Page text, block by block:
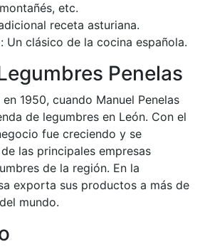
etc.
receta asturiana.
Un clásico de la cocina española.
Penelas
1950, cuando Manuel Penelas
de legumbres en León. Con el
fue creciendo y se
las principales empresas
de la región. En la
exporta sus productos a más de
mundo.